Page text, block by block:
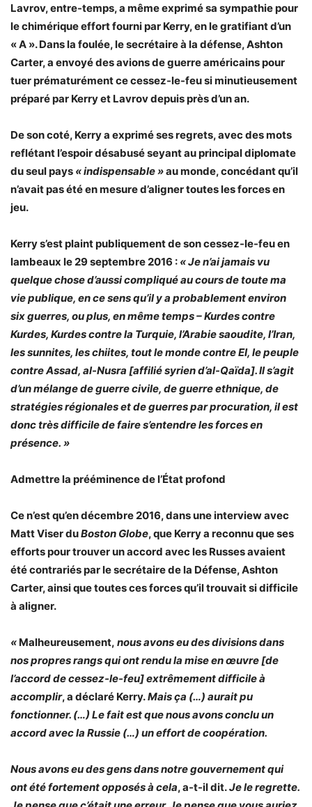
Lavrov, entre-temps, a même exprimé sa sympathie pour
le chimérique effort fourni par Kerry, en le gratifiant d’un
« A ». Dans la foulée, le secrétaire à la défense, Ashton
Carter, a envoyé des avions de guerre américains pour
tuer prématurément ce cessez-le-feu si minutieusement
préparé par Kerry et Lavrov depuis près d’un an.
De son coté, Kerry a exprimé ses regrets, avec des mots
reflétant l’espoir désabusé seyant au principal diplomate
du seul pays « indispensable »au monde, concédant qu’il
n’avait pas été en mesure d’aligner toutes les forces en
jeu.
Kerry s’est plaint publiquement de son cessez-le-feu en
lambeaux le 29 septembre 2016 : « Je n’ai jamais vu
quelque chose d’aussi compliqué au cours de toute ma
vie publique, en ce sens qu’il y a probablement environ
six guerres, ou plus, en même temps – Kurdes contre
Kurdes, Kurdes contre la Turquie, l’Arabie saoudite, l’Iran,
les sunnites, les chiites, tout le monde contre EI, le peuple
contre Assad, al-Nusra [affilié syrien d’al-Qaïda]. Il s’agit
d’un mélange de guerre civile, de guerre ethnique, de
stratégies régionales et de guerres par procuration, il est
donc très difficile de faire s’entendre les forces en
présence. »
Admettre la prééminence de l’État profond
Ce n’est qu’en décembre 2016, dans une interview avec
Matt Viser duBoston Globe, que Kerry a reconnu que ses
efforts pour trouver un accord avec les Russes avaient
été contrariés par le secrétaire de la Défense, Ashton
Carter, ainsi que toutes ces forces qu’il trouvait si difficile
à aligner.
« Malheureusement, nous avons eu des divisions dans
nos propres rangs qui ont rendu la mise en œuvre [de
l’accord de cessez-le-feu] extrêmement difficile à
accomplir, a déclaré Kerry.Mais ça (…) aurait pu
fonctionner. (…) Le fait est que nous avons conclu un
accord avec la Russie (…) un effort de coopération.
Nous avons eu des gens dans notre gouvernement qui
ont été fortement opposés à cela, a-t-il dit.Je le regrette.